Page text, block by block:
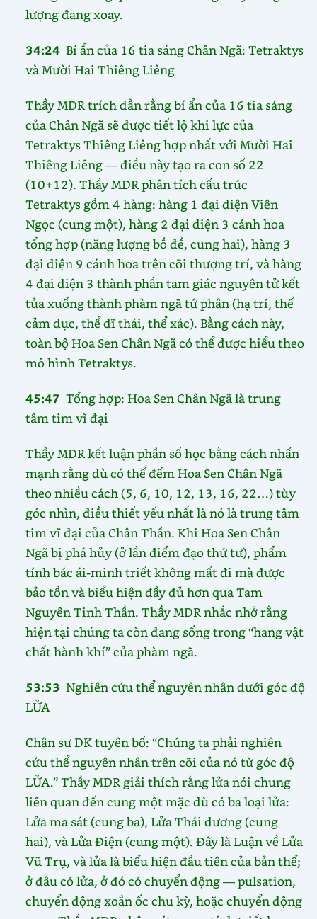
lượng đang xoay.
34:24Bí ẩn của 16 tia sáng Chân Ngã: Tetraktys
và Mười Hai Thiêng Liêng
Thầy MDR trích dẫn rằng bí ẩn của 16 tia sáng
của Chân Ngã sẽ được tiết lộ khi lực của
Tetraktys Thiêng Liêng hợp nhất với Mười Hai
Thiêng Liêng — điều này tạo ra con số 22
(10+12). Thầy MDR phân tích cấu trúc
Tetraktys gồm 4 hàng: hàng 1 đại diện Viên
Ngọc (cung một), hàng 2 đại diện 3 cánh hoa
tổng hợp (năng lượng bồ đề, cung hai), hàng 3
đại diện 9 cánh hoa trên cõi thượng trí, và hàng
4 đại diện 3 thành phần tam giác nguyên tử kết
tủa xuống thành phàm ngã tứ phân (hạ trí, thể
cảm dục, thể dĩ thái, thể xác). Bằng cách này,
toàn bộ Hoa Sen Chân Ngã có thể được hiểu theo
mô hình Tetraktys.
45:47Tổng hợp: Hoa Sen Chân Ngã là trung
tâm tim vĩ đại
Thầy MDR kết luận phần số học bằng cách nhấn
mạnh rằng dù có thể đếm Hoa Sen Chân Ngã
theo nhiều cách (5, 6, 10, 12, 13, 16, 22…) tùy
góc nhìn, điều thiết yếu nhất là nó là trung tâm
tim vĩ đại của Chân Thần. Khi Hoa Sen Chân
Ngã bị phá hủy (ở lần điểm đạo thứ tư), phẩm
tính bác ái-minh triết không mất đi mà được
bảo tồn và biểu hiện đầy đủ hơn qua Tam
Nguyên Tinh Thần. Thầy MDR nhắc nhở rằng
hiện tại chúng ta còn đang sống trong “hang vật
chất hành khí” của phàm ngã.
53:53Nghiên cứu thể nguyên nhân dưới góc độ
LỬA
Chân sư DK tuyên bố: “Chúng ta phải nghiên
cứu thể nguyên nhân trên cõi của nó từ góc độ
LỬA.” Thầy MDR giải thích rằng lửa nói chung
liên quan đến cung một mặc dù có ba loại lửa:
Lửa ma sát (cung ba), Lửa Thái dương (cung
hai), và Lửa Điện (cung một). Đây là Luận về Lửa
Vũ Trụ, và lửa là biểu hiện đầu tiên của bản thể;
ở đâu có lửa, ở đó có chuyển động — pulsation,
chuyển động xoắn ốc chu kỳ, hoặc chuyển động